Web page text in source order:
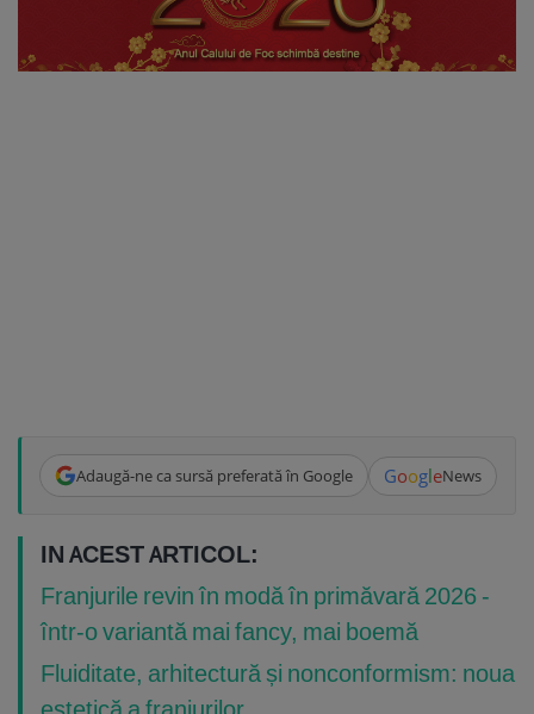
Adaugă-ne ca sursă preferată în Google GoogleNews
IN ACEST ARTICOL:
Franjurile revin în modă în primăvară 2026 -
într-o variantă mai fancy, mai boemă
Fluiditate, arhitectură și nonconformism: noua